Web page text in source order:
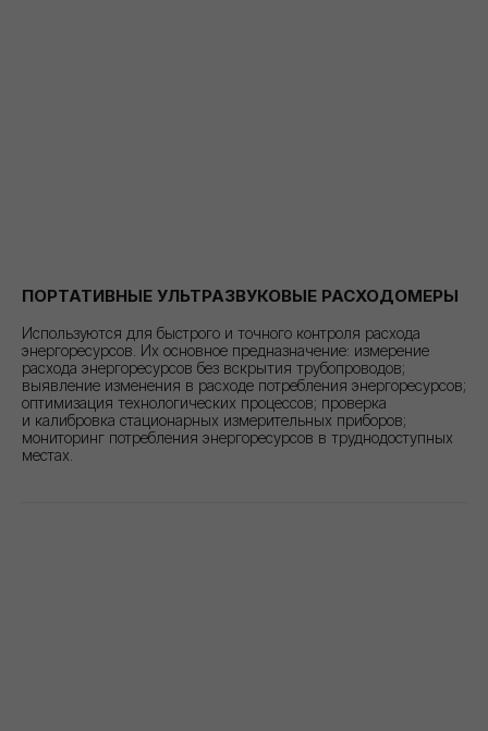
ПОРТАТИВНЫЕ УЛЬТРАЗВУКОВЫЕ РАСХОДОМЕРЫ
Используются для быстрого и точного контроля расхода
энергоресурсов. Их основное предназначение: измерение
расхода энергоресурсов без вскрытия трубопроводов;
выявление изменения в расходе потребления энергоресурсов;
оптимизация технологических процессов; проверка
и калибровка стационарных измерительных приборов;
мониторинг потребления энергоресурсов в труднодоступных
местах.